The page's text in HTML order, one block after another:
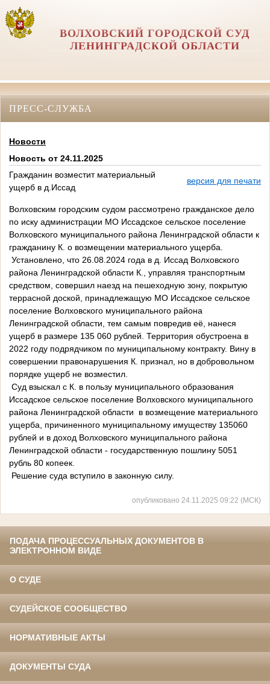
ВОЛХОВСКИЙ ГОРОДСКОЙ СУД
ЛЕНИНГРАДСКОЙ ОБЛАСТИ
ПРЕСС-СЛУЖБА
Новости
Новость от 24.11.2025
Гражданин возместит материальный
ущерб в д.Иссад
версия для печати
Волховским городским судом рассмотрено гражданское дело
по иску администрации МО Иссадское сельское поселение
Волховского муниципального района Ленинградской области к
гражданину К. о возмещении материального ущерба.
Установлено, что 26.08.2024 года в д. Иссад Волховского
района Ленинградской области К., управляя транспортным
средством, совершил наезд на пешеходную зону, покрытую
террасной доской, принадлежащую МО Иссадское сельское
поселение Волховского муниципального района
Ленинградской области, тем самым повредив её, нанеся
ущерб в размере 135 060 рублей. Территория обустроена в
2022 году подрядчиком по муниципальному контракту. Вину в
совершении правонарушения К. признал, но в добровольном
порядке ущерб не возместил.
Суд взыскал с К. в пользу муниципального образования
Иссадское сельское поселение Волховского муниципального
района Ленинградской области в возмещение материального
ущерба, причиненного муниципальному имуществу 135060
рублей и в доход Волховского муниципального района
Ленинградской области - государственную пошлину 5051
рубль 80 копеек.
Решение суда вступило в законную силу.
опубликовано 24.11.2025 09:22 (МСК)
ПОДАЧА ПРОЦЕССУАЛЬНЫХ ДОКУМЕНТОВ В
ЭЛЕКТРОННОМ ВИДЕ
О СУДЕ
СУДЕЙСКОЕ СООБЩЕСТВО
НОРМАТИВНЫЕ АКТЫ
ДОКУМЕНТЫ СУДА